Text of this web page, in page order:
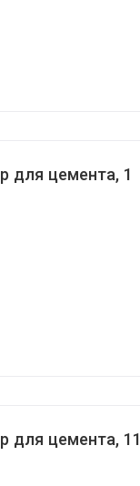
для цемента, 1
для цемента,